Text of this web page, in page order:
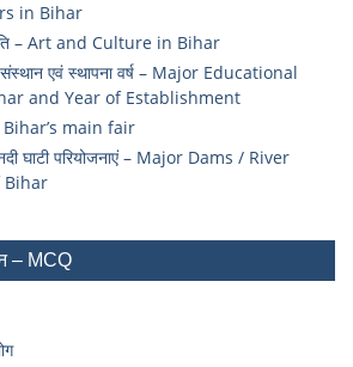
in Bihar
– Art and Culture in Bihar
संस्थान एवं स्थापना वर्ष – Major Educational
and Year of Establishment
Bihar’s main fair
घाटी परियोजनाएं – Major Dams / River
Bihar
– MCQ